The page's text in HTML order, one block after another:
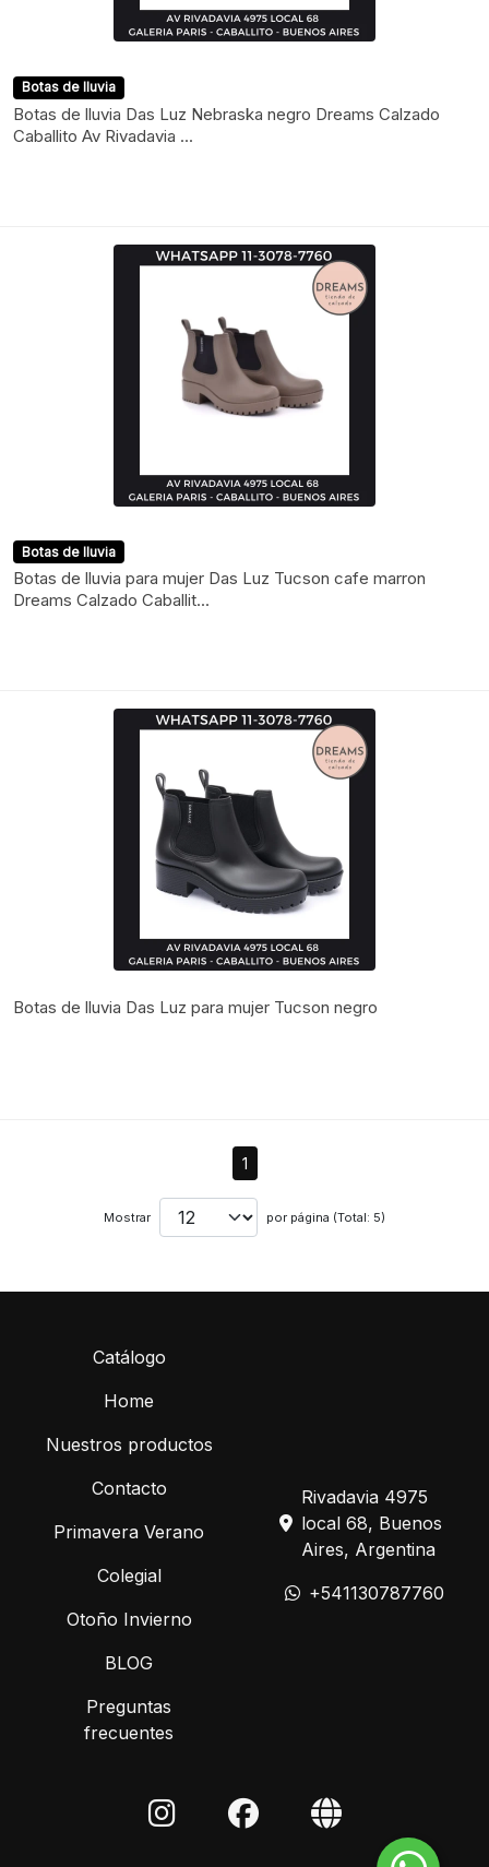
Botas de lluvia
Botas de lluvia Das Luz Nebraska negro Dreams Calzado
Caballito Av Rivadavia ...
Botas de lluvia
Botas de lluvia para mujer Das Luz Tucson cafe marron
Dreams Calzado Caballit...
Botas de lluvia Das Luz para mujer Tucson negro
1
Mostrar por página (Total: 5)
Catálogo
Home
Nuestros productos
Contacto
Primavera Verano
Colegial
Otoño Invierno
BLOG
Preguntas
frecuentes
Rivadavia 4975
local 68, Buenos
Aires, Argentina
+541130787760